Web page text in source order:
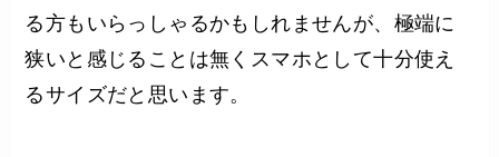
る方もいらっしゃるかもしれませんが、極端に
狭いと感じることは無くスマホとして十分使え
るサイズだと思います。